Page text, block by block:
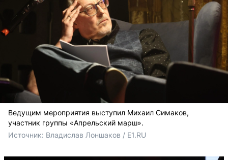
Ведущим мероприятия выступил Михаил Симаков,
участник группы «Апрельский марш».
Источник: Владислав Лоншаков / E1.RU